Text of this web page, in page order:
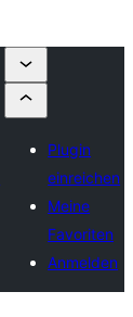
Plugin
einreichen
Meine
Favoriten
Anmelden